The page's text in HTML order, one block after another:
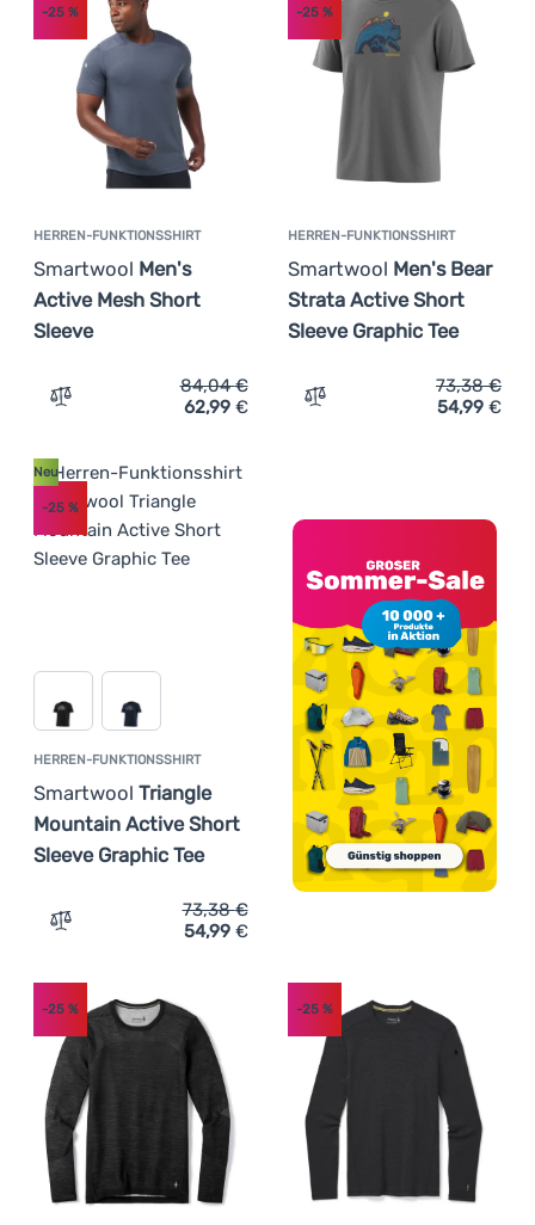
Anmelden /
Registrieren
HERREN-FUNKTIONSSHIRT
Smartwool Men's
Active Mesh Short
Sleeve
-25 %
Zum Vergleich 'Herren-Funktionsshirt Smartwool Men's
84,04€
62,99 €
HERREN-FUNKTIONSSHIRT
Smartwool Men's Bear
Strata Active Short
Sleeve Graphic Tee
-25%
Zum Vergleich 'Herren-
73,38€
54,99 €
HERREN-FUNKTIONSSHIRT
Smartwool Triangle
Mountain Active Short
Sleeve Graphic Tee
Neu
-25 %
Zum Vergleich 'Herren-Funktionsshirt Smartwool
73,38€
54,99 €
-25 % -25%